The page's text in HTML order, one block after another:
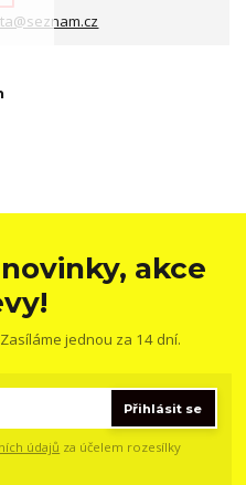
akce
jednou za 14 dní.
Přihlásit se
údajů za účelem rozesílky